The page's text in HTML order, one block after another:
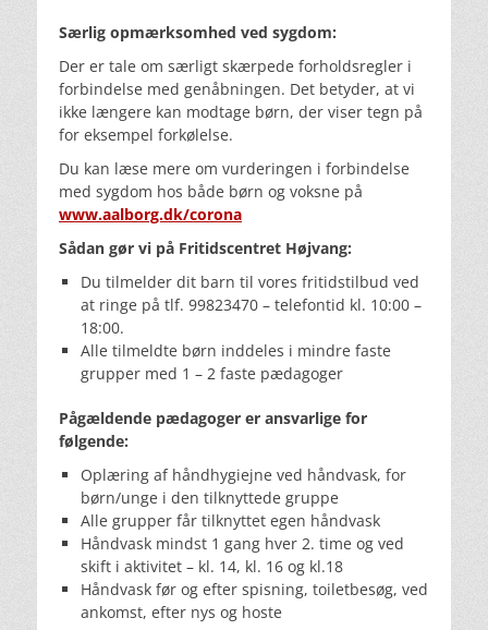
Særlig opmærksomhed ved sygdom:
Der er tale om særligt skærpede forholdsregler i
forbindelse med genåbningen. Det betyder, at vi
ikke længere kan modtage børn, der viser tegn på
for eksempel forkølelse.
Du kan læse mere om vurderingen i forbindelse
med sygdom hos både børn og voksne på
www.aalborg.dk/corona
Sådan gør vi på Fritidscentret Højvang:
Du tilmelder dit barn til vores fritidstilbud ved
at ringe på tlf. 99823470 – telefontid kl. 10:00 –
18:00.
Alle tilmeldte børn inddeles i mindre faste
grupper med 1 – 2 faste pædagoger
Pågældende pædagoger er ansvarlige for
følgende:
Oplæring af håndhygiejne ved håndvask, for
børn/unge i den tilknyttede gruppe
Alle grupper får tilknyttet egen håndvask
Håndvask mindst 1 gang hver 2. time og ved
skift i aktivitet – kl. 14, kl. 16 og kl.18
Håndvask før og efter spisning, toiletbesøg, ved
ankomst, efter nys og hoste